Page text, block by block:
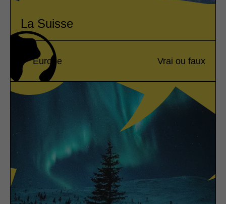
La Suisse
Europe Vrai ou faux